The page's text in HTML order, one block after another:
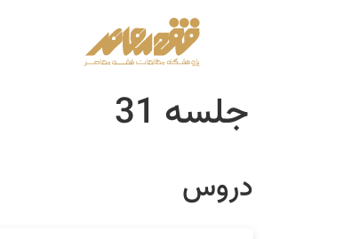
جلسه 31
دروس